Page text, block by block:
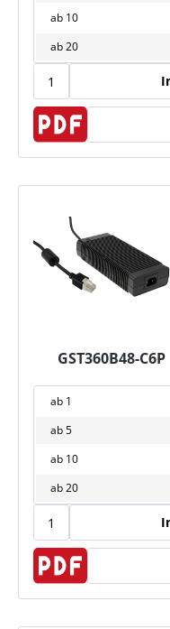
ab 10
ab20
GST360B48-C6P
ab 1
ab5
ab 10
ab20